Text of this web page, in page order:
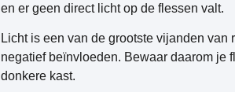
en er geen direct licht op de flessen valt.
Licht is een van de grootste vijanden
negatief beïnvloeden. Bewaar daarom je
donkere kast.